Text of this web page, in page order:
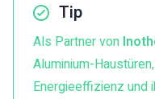
Tip
Als Partner von
Aluminium-
Energieeffizienz und